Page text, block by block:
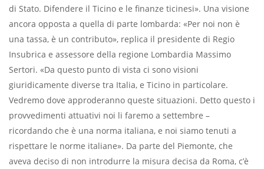
di Stato. Difendere il Ticino e le finanze ticinesi». Una visione
ancora opposta a quella di parte lombarda: «Per noi non è
una tassa, è un contributo», replica il presidente di Regio
Insubrica e assessore della regione Lombardia Massimo
Sertori. «Da questo punto di vista ci sono visioni
giuridicamente diverse tra Italia, e Ticino in particolare.
Vedremo dove approderanno queste situazioni. Detto questo i
provvedimenti attuativi noi li faremo a settembre –
ricordando che è una norma italiana, e noi siamo tenuti a
rispettare le norme italiane». Da parte del Piemonte, che
aveva deciso di non introdurre la misura decisa da Roma, c’è